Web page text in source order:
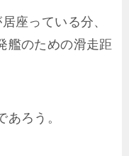
座っている分、
艦のための滑走距
ろう。